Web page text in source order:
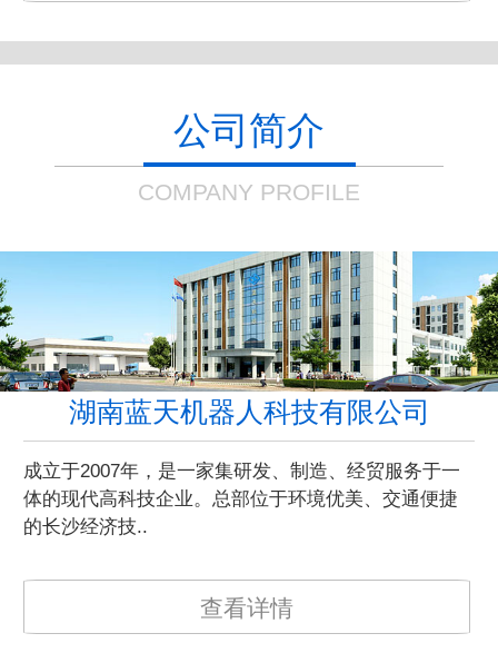
公司简介
COMPANY PROFILE
湖南蓝天机器人科技有限公司
成立于2007年，是一家集研发、制造、经贸服务于一
体的现代高科技企业。总部位于环境优美、交通便捷
的长沙经济技..
查看详情